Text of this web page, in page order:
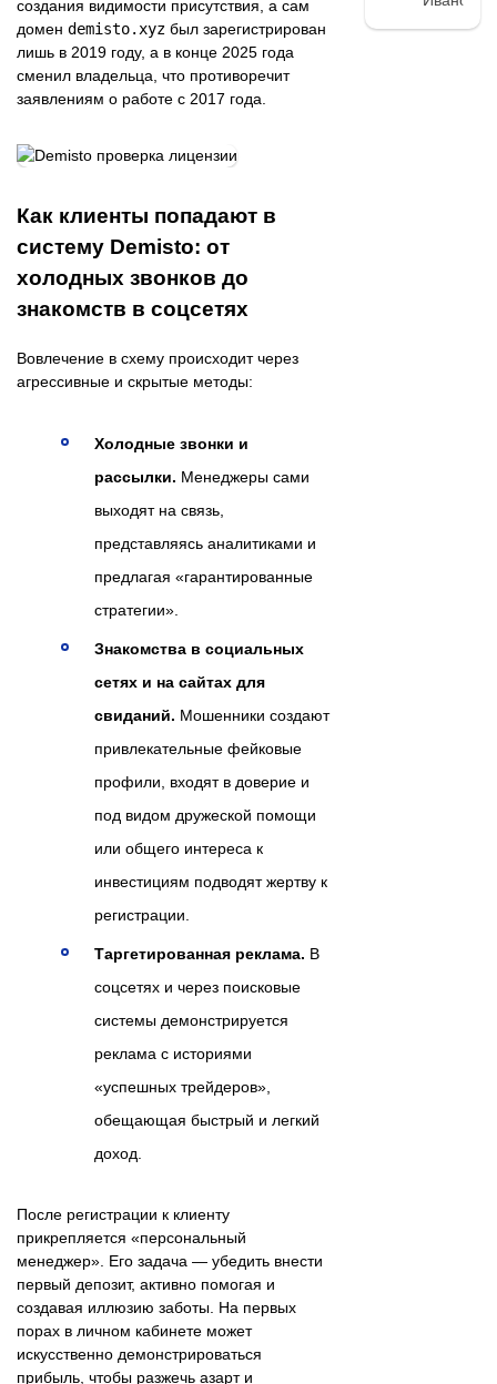
создания видимости присутствия, а сам
домен demisto.xyz был зарегистрирован
лишь в 2019 году, а в конце 2025 года
сменил владельца, что противоречит
заявлениям о работе с 2017 года.
Как клиенты попадают в
систему Demisto: от
холодных звонков до
знакомств в соцсетях
Вовлечение в схему происходит через
агрессивные и скрытые методы:
Холодные звонки и
рассылки. Менеджеры сами
выходят на связь,
представляясь аналитиками и
предлагая «гарантированные
стратегии».
Знакомства в социальных
сетях и на сайтах для
свиданий. Мошенники создают
привлекательные фейковые
профили, входят в доверие и
под видом дружеской помощи
или общего интереса к
инвестициям подводят жертву к
регистрации.
Таргетированная реклама. В
соцсетях и через поисковые
системы демонстрируется
реклама с историями
«успешных трейдеров»,
обещающая быстрый и легкий
доход.
После регистрации к клиенту
прикрепляется «персональный
менеджер». Его задача — убедить внести
первый депозит, активно помогая и
создавая иллюзию заботы. На первых
порах в личном кабинете может
искусственно демонстрироваться
прибыль, чтобы разжечь азарт и